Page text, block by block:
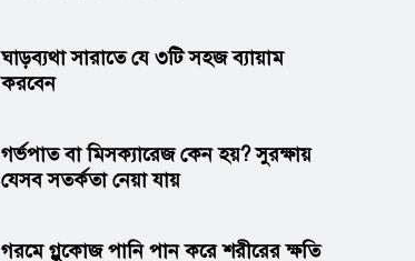
ঘাড়ব্যথা সারাতে যে ৩টি সহজ ব্যায়াম
করবেন
গর্ভপাত বা মিসক্যারেজ কেন হয়? সুরক্ষায়
যেসব সতর্কতা নেয়া যায়
গরমে গ্লুকোজ পানি পান করে শরীরের ক্ষতি